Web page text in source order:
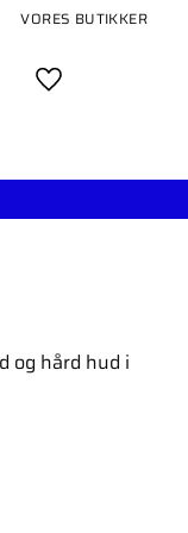
VORES BUTIKKER
og hård hud i